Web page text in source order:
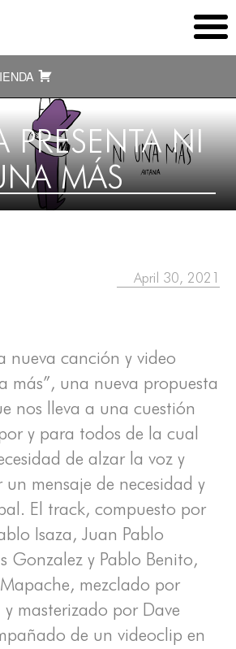
PRESENTA NI
MÁS
April 30, 2021
nueva canción y video
más”, una nueva propuesta
nos lleva a una cuestión
y para todos de la cual
de alzar la voz y
un mensaje de necesidad y
El track, compuesto por
Isaza, Juan Pablo
Gonzalez y Pablo Benito,
mezclado por
masterizado por Dave
de un videoclip en